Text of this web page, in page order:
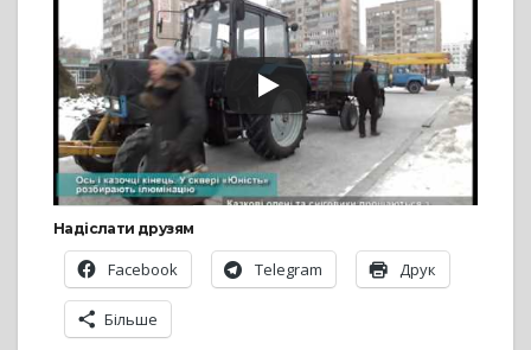
Надіслати друзям
Facebook Telegram Друк
Більше